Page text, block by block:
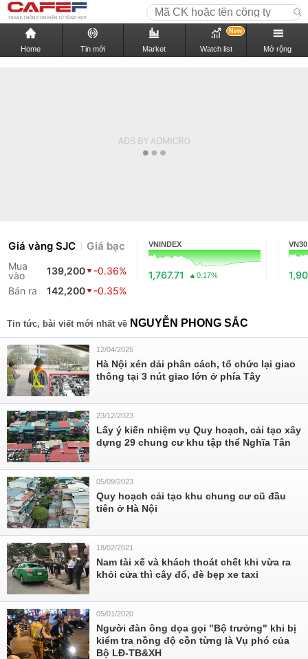
Home Tin mới Market Watch list
New
Mở rộng
Giá vàng SJC Giá bạc
Mua
vào
139,200
-0.36%
Bán ra
142,200 -0.35%
VNINDEX
1,767.71 0.17%
VN30
Tin tức, bài viết mới nhất về NGUYỄN PHONG SẮC
12/04/2025
Hà Nội xén dải phân cách, tổ chức lại giao
thông tại 3 nút giao lớn ở phía Tây
23/12/2023
Lấy ý kiến nhiệm vụ Quy hoạch, cải tạo xây
dựng 29 chung cư khu tập thể Nghĩa Tân
05/09/2023
Quy hoạch cải tạo khu chung cư cũ đầu
tiên ở Hà Nội
18/02/2021
Nam tài xế và khách thoát chết khi vừa ra
khỏi cửa thì cây đổ, đè bẹp xe taxi
05/01/2020
Người đàn ông dọa gọi "Bộ trưởng" khi bị
kiểm tra nồng độ cồn từng là Vụ phó của
Bộ LĐ-TB&XH